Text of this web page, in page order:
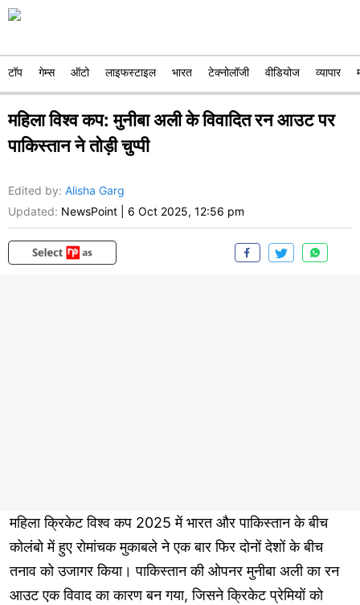
टॉप गेम्स ऑटो लाइफस्टाइल भारत टेक्नोलॉजी वीडियोज व्यापार
महिला विश्व कप: मुनीबा अली के विवादित रन आउट पर
पाकिस्तान ने तोड़ी चुप्पी
Edited by: Alisha Garg
Updated: NewsPoint 6 Oct 2025, 12:56 pm
महिला क्रिकेट विश्व कप 2025 में भारत और पाकिस्तान के बीच
कोलंबो में हुए रोमांचक मुकाबले ने एक बार फिर दोनों देशों के बीच
तनाव को उजागर किया। पाकिस्तान की ओपनर मुनीबा अली का रन
आउट एक विवाद का कारण बन गया, जिसने क्रिकेट प्रेमियों को